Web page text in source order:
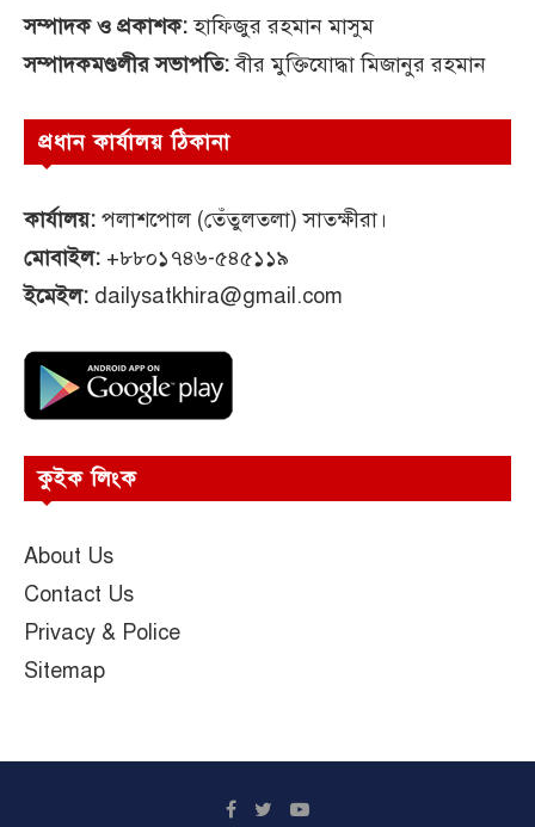
সম্পাদক ও প্রকাশক:হাফিজুর রহমান মাসুম
সম্পাদকমণ্ডলীর সভাপতি:বীর মুক্তিযোদ্ধা মিজানুর রহমান
প্রধান কার্যালয় ঠিকানা
কার্যালয়: পলাশপোল (তেঁতুলতলা) সাতক্ষীরা।
মোবাইল: +৮৮০১৭৪৬-৫৪৫১১৯
ইমেইল: dailysatkhira@gmail.com
কুইক লিংক
About Us
Contact Us
Privacy & Police
Sitemap